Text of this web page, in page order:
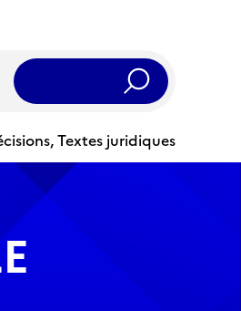
Rechercher
Textes juridiques